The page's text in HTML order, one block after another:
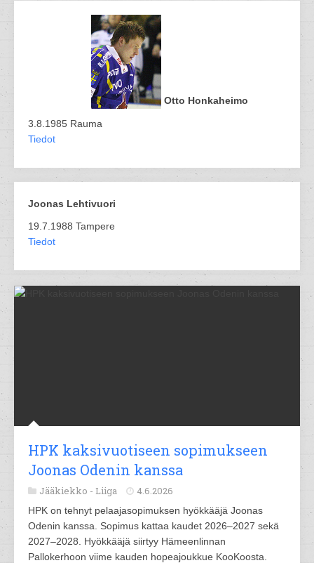
Otto Honkaheimo
3.8.1985 Rauma
Tiedot
Joonas Lehtivuori
19.7.1988 Tampere
Tiedot
HPK kaksivuotiseen sopimukseen
Joonas Odenin kanssa
Jääkiekko - Liiga 4.6.2026
HPK on tehnyt pelaajasopimuksen hyökkääjä Joonas
Odenin kanssa. Sopimus kattaa kaudet 2026–2027 sekä
2027–2028. Hyökkääjä siirtyy Hämeenlinnan
Pallokerhoon viime kauden hopeajoukkue KooKoosta.